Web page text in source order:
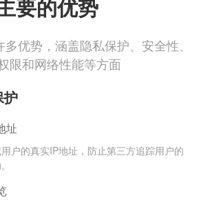
要的优势
优势，涵盖隐私保护、安全性、
限和网络性能等方面
护
址
户的真实IP地址，防止第三方追踪用户的